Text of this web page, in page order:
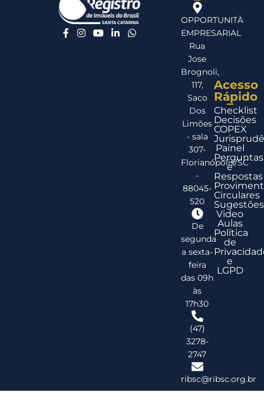
OPPORTUNITÀ
EMPRESARIAL
Rua
Jose
Brognoli,
117,
Saco
Dos
Limões
- sala
307-
Florianópolis/SC
-
88045-
520
De
segunda
a sexta-
feira
das 09h
às
17h30
(47)
3278-
2747
ribsc@ribsc.org.br
Acesso
Rápido
Checklist
Decisões
COPEX
Painel
Perguntas
e
Respostas
Circulares
Sugestões
Video
Aulas
Política
de
e
LGPD